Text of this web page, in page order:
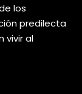
los
predilecta
vivir al